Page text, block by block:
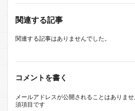
関連する記事
関連する記事はありませんでした。
コメントを書く
メールアドレスが公開されることはありませ
須項目です